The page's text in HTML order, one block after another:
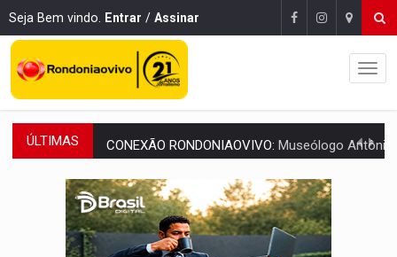
Seja Bem vindo. Entrar / Assinar
ÚLTIMAS CONEXÃO RONDONIAOVIVO: Museólogo Antônio Ocampo lança livro
ELEIÇÕES 2026: Patrimônio de candidata a deputada federal do PL salta R$ 1
VÍDEO:Quadrilha é flagrada com cerca de 200 porções
BAIRRO TEIXEIRÃO: MPF cobra regularização fundiária da